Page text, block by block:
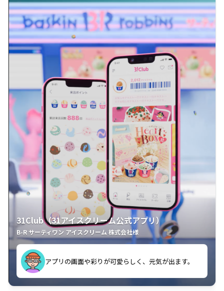
31Club（31アイスクリーム公式アプリ）
B-R サーティワン アイスクリーム 株式会社様
アプリの画面や彩りが可愛らしく、元気が出ます。
クラスごとに特典があるようなので使うのが楽しいで
す。